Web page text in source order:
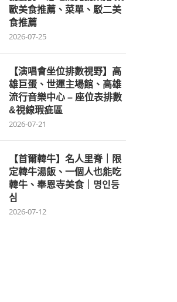
歐美食推薦、菜單、駁二美
食推薦
2026-07-25
【演唱會坐位排數視野】高
雄巨蛋、世運主場館、高雄
流行音樂中心 – 座位表排數
&視線瑕疵區
2026-07-21
【首爾韓牛】名人里脊｜限
定韓牛湯飯、一個人也能吃
韓牛、奉恩寺美食｜명인등
심
2026-07-12